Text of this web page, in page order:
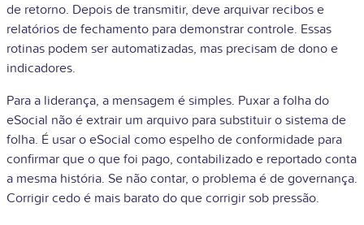
de retorno. Depois de transmitir, deve arquivar recibos e
relatórios de fechamento para demonstrar controle. Essas
rotinas podem ser automatizadas, mas precisam de dono e
indicadores.
Para a liderança, a mensagem é simples. Puxar a folha do
eSocial não é extrair um arquivo para substituir o sistema de
folha. É usar o eSocial como espelho de conformidade para
confirmar que o que foi pago, contabilizado e reportado conta
a mesma história. Se não contar, o problema é de governança.
Corrigir cedo é mais barato do que corrigir sob pressão.